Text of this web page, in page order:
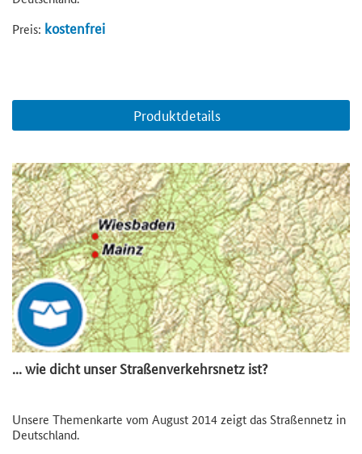
Preis: kostenfrei
Produktdetails
... wie dicht unser Straßenverkehrsnetz ist?
Unsere Themenkarte vom August 2014 zeigt das Straßennetz in
Deutschland.